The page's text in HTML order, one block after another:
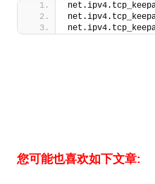
您可能也喜欢如下文章: